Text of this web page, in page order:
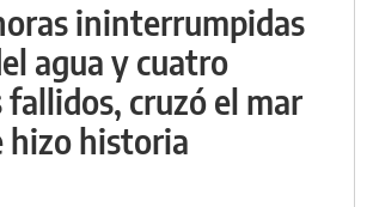
ininterrumpidas
agua y cuatro
cruzó el mar
hizo historia